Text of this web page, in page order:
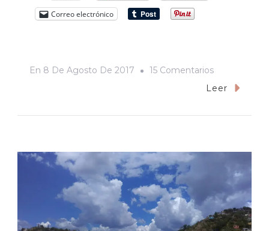
Correo electrónico
En 8 De Agosto De 2017 15 ComentariosEn
Uy,
Modelo,
No
Vaya
Leer